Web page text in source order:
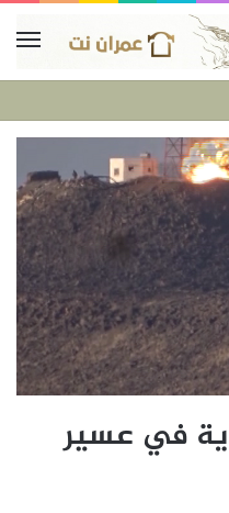
في عسير